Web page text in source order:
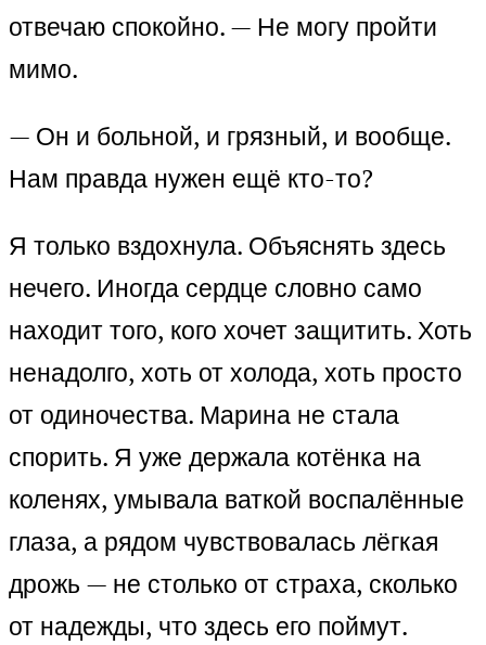
отвечаю спокойно. — Не могу пройти
мимо.
— Он и больной, и грязный, и вообще.
Нам правда нужен ещё кто-то?
Я только вздохнула. Объяснять здесь
нечего. Иногда сердце словно само
находит того, кого хочет защитить. Хоть
ненадолго, хоть от холода, хоть просто
от одиночества. Марина не стала
спорить. Я уже держала котёнка на
коленях, умывала ваткой воспалённые
глаза, а рядом чувствовалась лёгкая
дрожь — не столько от страха, сколько
от надежды, что здесь его поймут.